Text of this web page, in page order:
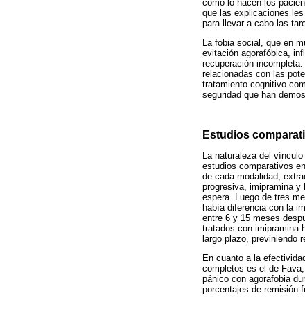
como lo hacen los
que las explicaciones
para llevar a cabo las
La fobia social, que en
evitación agorafóbica,
recuperación
relacionadas con las
tratamiento cognitivo-
seguridad que han
Estudios
La naturaleza del
estudios comparativos
de cada modalidad,
progresiva, imipramina y
espera. Luego de tres
había diferencia con la
entre 6 y 15 meses
tratados con imipramina
largo plazo, previniendo
En cuanto a la
completos es el de
pánico con agorafobia
porcentajes de remisión